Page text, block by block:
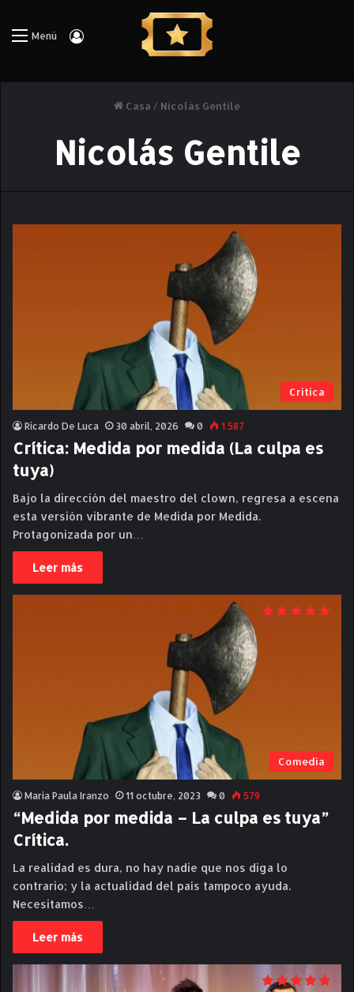
Menú Iniciar Sesión
Casa / Nicolás Gentile
Nicolás Gentile
Critica
Ricardo De Luca 30 abril, 2026 0 1.587
Crítica: Medida por medida (La culpa es
tuya)
Bajo la dirección del maestro del clown, regresa a escena
esta versión vibrante de Medida por Medida.
Protagonizada por un…
Leer más
Comedia
Maria Paula Iranzo 11 octubre, 2023 0 579
“Medida por medida – La culpa es tuya”
Crítica.
La realidad es dura, no hay nadie que nos diga lo
contrario; y la actualidad del país tampoco ayuda.
Necesitamos…
Leer más